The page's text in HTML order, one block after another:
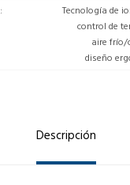
Tecnología de
control de
aire frío/
diseño
Descripción